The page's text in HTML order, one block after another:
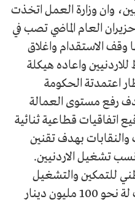
وان وزارة العمل اتخذت
العام الماضي تصب في
وقف الاستقدام واغلاق
واعاده هيكلة
اعتمدتة الحكومة
رفع مستوى العمالة
اتفاقيات قطاعية ثنائية
بهدف تقنين
تشغيل الاردنيين.
للتمكين والتشغيل
الذي اقرتة الحكومة وخصصت لة نحو 100 مليون دينار